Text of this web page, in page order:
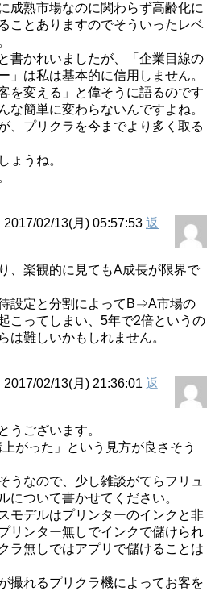
成熟市場なのに関わらず高齢化に
ことありますのでそういったレベ
書かれいましたが、「企業目線の
」は私は基本的に信用しません。
を変える」と偉そうに語るのです
な簡単に変わらないんですよね。
、プリクラを今までより多く取る
ょうね。
2017/02/13(月) 05:57:53 返
、楽観的に見てもA成長が限界で
設定と分割によってB⇒A市場の
こってしまい、5年で2倍というの
は難しいかもしれません。
2017/02/13(月) 21:36:01 返
うございます。
がった」という見方が良さそう
うなので、少し雑談がてらフリュ
について書かせてください。
モデルはプリンターのインクと非
リンター無しでインクで儲けられ
ラ無しではアプリで儲けることは
撮れるプリクラ機によってお客を